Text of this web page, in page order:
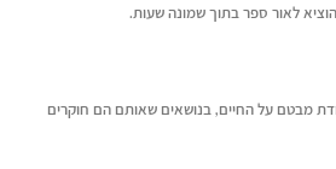
לאור ספר בתוך שמונה שעות.
מבטם על החיים, בנושאים שאותם הם חוקרים